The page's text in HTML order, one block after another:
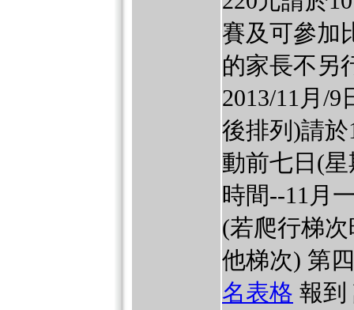
賽及可參加
的家長不另
2013/11月/
後排列)請
動前七日(
時間--11月
(若爬行梯
他梯次) 第
名表格 報到